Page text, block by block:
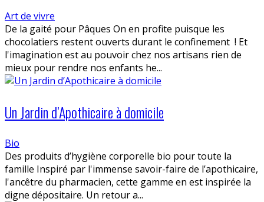
Art de vivre
De la gaité pour Pâques On en profite puisque les
chocolatiers restent ouverts durant le confinement ! Et
l'imagination est au pouvoir chez nos artisans rien de
mieux pour rendre nos enfants he...
Un Jardin d’Apothicaire à domicile
Bio
Des produits d’hygiène corporelle bio pour toute la
famille Inspiré par l'immense savoir-faire de l’apothicaire,
l'ancêtre du pharmacien, cette gamme en est inspirée la
digne dépositaire. Un retour a...